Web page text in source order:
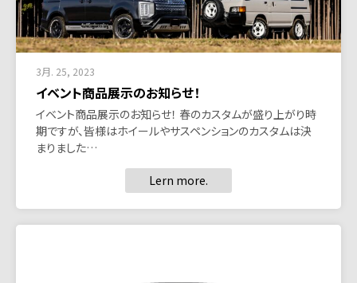
3月. 25, 2023
イベント商品展示のお知らせ！
イベント商品展示のお知らせ！ 春のカスタムが盛り上がり時
期ですが、皆様はホイールやサスペンションのカスタムは決
まりました…
Lern more.